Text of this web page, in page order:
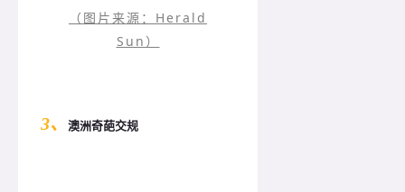
（图片来源：Herald
Sun）
3、 澳洲奇葩交规